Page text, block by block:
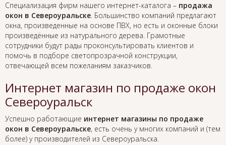
Специализация фирм нашего интернет-каталога – продажа
окон в Североуральске. Большинство компаний предлагают
окна, произведенные на основе ПВХ, но есть и оконные блоки
произведённые из натурального дерева. Грамотные
сотрудники будут рады проконсультировать клиентов и
помочь в подборе светопрозрачной конструкции,
отвечающей всем пожеланиям заказчиков.
Интернет магазин по продаже окон
Североуральск
Успешно работающие интернет магазины по продаже
окон в Североуральске, есть очень у многих компаний и (тем
более) у производителей из Североуральска.